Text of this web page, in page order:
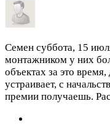
Семен суббота, 15
монтажником у них
объектах за это
устраивает, с
премии получаешь.